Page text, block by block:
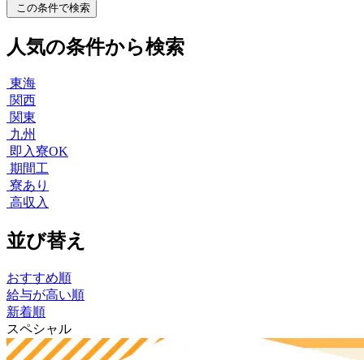
この条件で検索
人気の条件から検索
東海
関西
関東
九州
即入寮OK
期間工
寮あり
高収入
並び替え
おすすめ順
給与が高い順
新着順
スペシャル